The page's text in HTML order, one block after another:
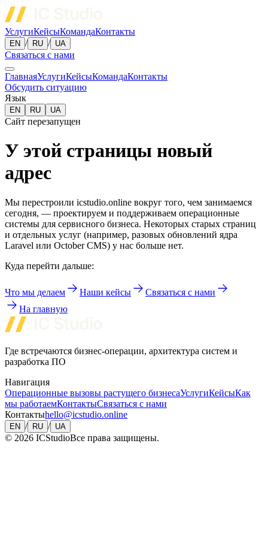
УслугиКейсыКомандаКонтакты
EN / RU / UA
Связаться с нами
ГлавнаяУслугиКейсыКомандаКонтакты
Обсудить ситуацию
Язык
EN RU UA
Сайт перезапущен
У этой страницы новый
адрес
Мы перестроили icstudio.online вокруг того, чем занимаемся
сегодня, — проектируем и поддерживаем операционные
системы для сервисного бизнеса. Некоторых старых страниц
и отдельных услуг (например, разовых обновлений ядра
Laravel или October CMS) у нас больше нет.
Куда перейти дальше:
Что мы делаем Наши кейсы
Связаться с нами
На главную
Где встречаются бизнес-операции, архитектура систем и
разработка ПО
Навигация
Операционные вызовы растущего бизнесаУслугиКейсыКак
мы работаемКонтактыСвязаться с нами
Контактыhello@icstudio.online
EN / RU / UA
© 2026 ICStudioВсе права защищены.